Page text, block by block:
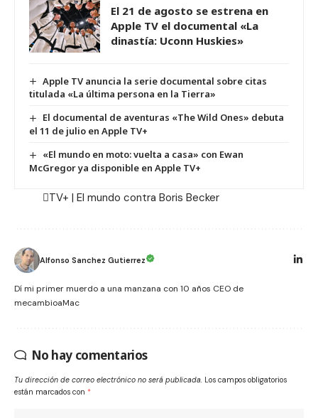
El 21 de agosto se estrena en
Apple TV el documental «La
dinastía: Uconn Huskies»
Apple TV anuncia la serie documental sobre citas
titulada «La última persona en la Tierra»
El documental de aventuras «The Wild Ones» debuta
el 11 de julio en Apple TV+
«El mundo en moto: vuelta a casa» con Ewan
McGregor ya disponible en Apple TV+
TV+ | El mundo contra Boris Becker
Alfonso Sanchez Gutierrez
Dí mi primer muerdo a una manzana con 10 años CEO de
mecambioaMac
No hay comentarios
Tu dirección de correo electrónico no será publicada. Los campos obligatorios
están marcados con *